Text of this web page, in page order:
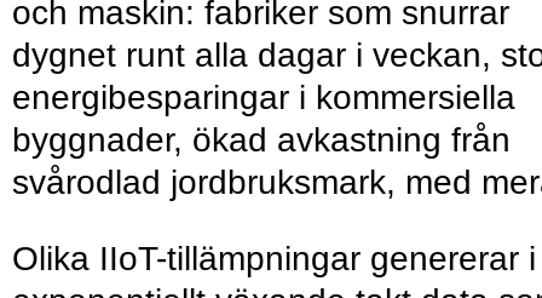
och maskin: fabriker som snurrar
dygnet runt alla dagar i veckan,
energibesparingar i kommersiella
byggnader, ökad avkastning från
svårodlad jordbruksmark, med
Olika IIoT-tillämpningar genererar i